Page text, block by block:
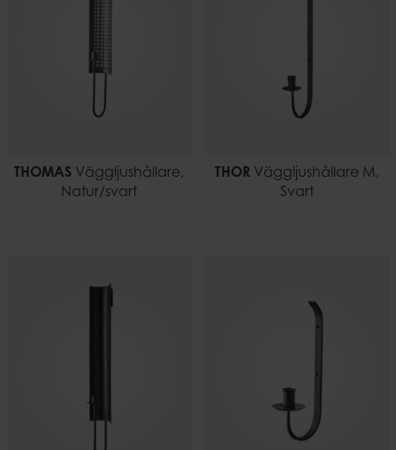
THOMAS Väggljushållare,
Natur/svart
THOR Väggljushållare M,
Svart